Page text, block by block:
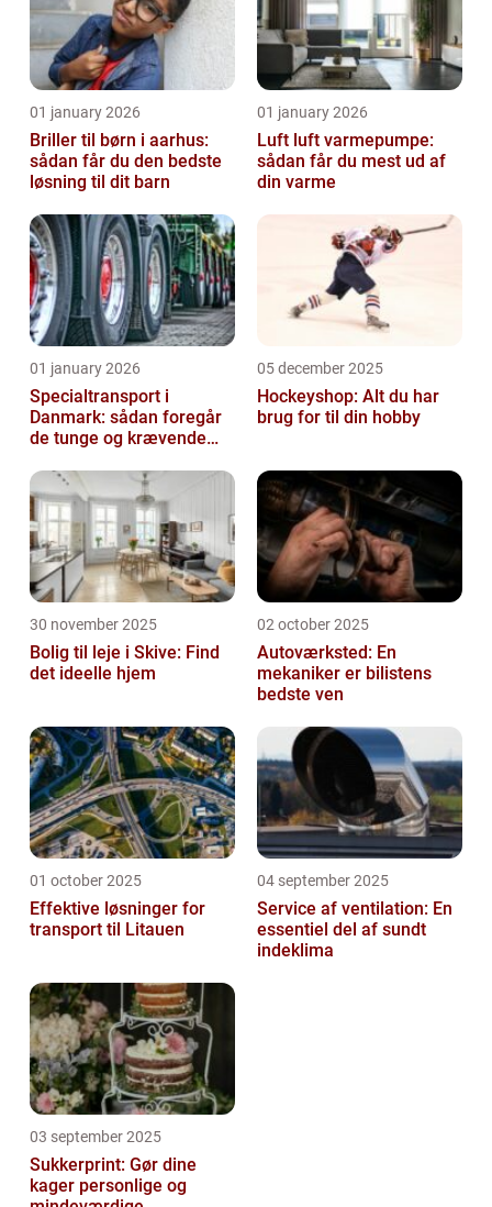
01 january 2026
Briller til børn i aarhus:
sådan får du den bedste
løsning til dit barn
01 january 2026
Luft luft varmepumpe:
sådan får du mest ud af
din varme
01 january 2026
Specialtransport i
Danmark: sådan foregår
de tunge og krævende
05 december 2025
Hockeyshop: Alt du har
brug for til din hobby
30 november 2025
Bolig til leje i Skive: Find
det ideelle hjem
02 october 2025
Autoværksted: En
mekaniker er bilistens
bedste ven
01 october 2025
Effektive løsninger for
transport til Litauen
04 september 2025
Service af ventilation: En
essentiel del af sundt
indeklima
03 september 2025
Sukkerprint: Gør dine
kager personlige og